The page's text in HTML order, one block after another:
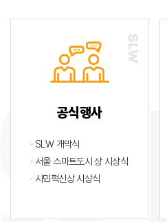
공식행사
· SLW 개막식
· 서울 스마트도시 상 시상식
· 시민혁신상 시상식